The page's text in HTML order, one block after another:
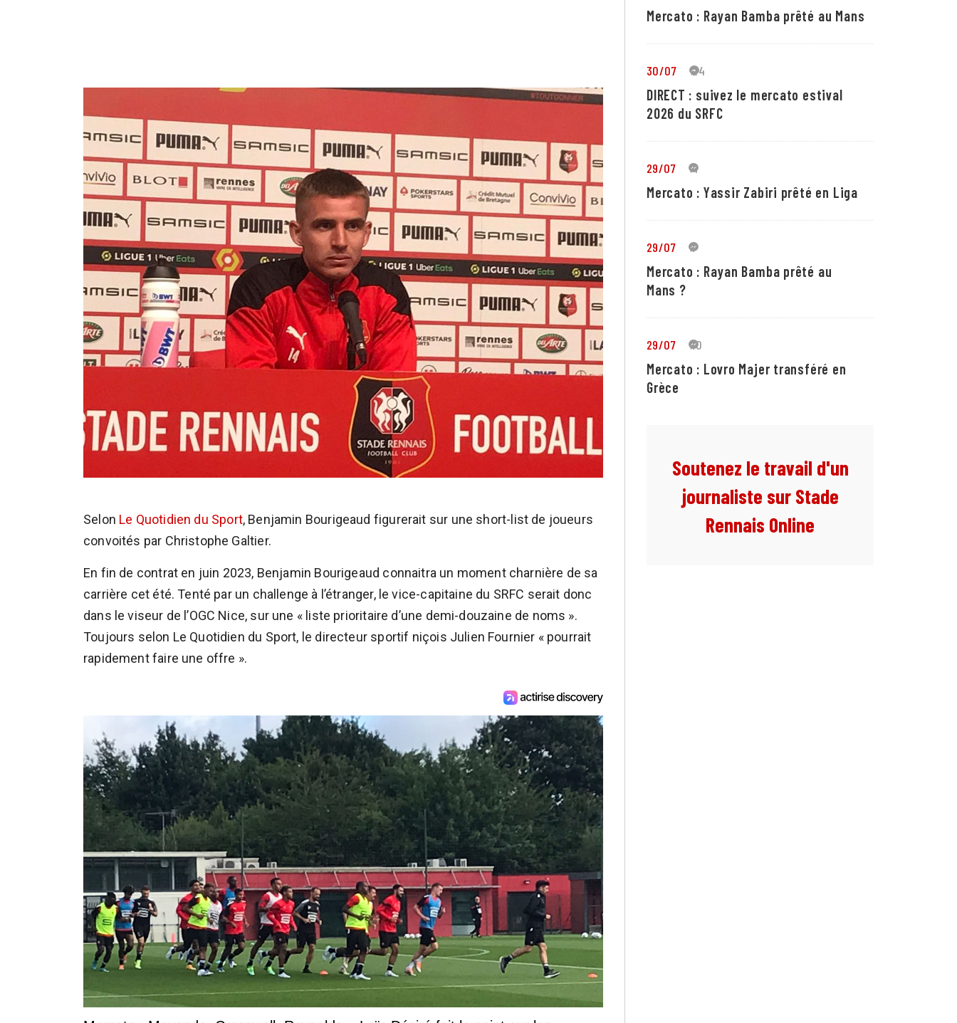
Selon Le Quotidien du Sport, Benjamin Bourigeaud figurerait sur une short-list de joueurs
convoités par Christophe Galtier.
En fin de contrat en juin 2023, Benjamin Bourigeaud connaitra un moment charnière de sa
carrière cet été. Tenté par un challenge à l’étranger, le vice-capitaine du SRFC serait donc
dans le viseur de l’OGC Nice, sur une « liste prioritaire d’une demi-douzaine de noms ».
Toujours selon Le Quotidien du Sport, le directeur sportif niçois Julien Fournier « pourrait
rapidement faire une offre ».
Mercato : Rayan Bamba prêté au Mans
30/07 24
DIRECT : suivez le mercato estival
2026 du SRFC
29/07 4
Mercato : Yassir Zabiri prêté en Liga
29/07 1
Mercato : Rayan Bamba prêté au
Mans ?
29/07 10
Mercato : Lovro Majer transféré en
Grèce
Soutenez le travail d'un
journaliste sur Stade
Rennais Online